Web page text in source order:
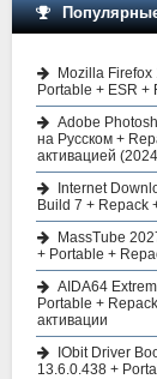
Mozilla Firefox
Portable + ESR +
Adobe
на Русском +
активацией
Internet
Build 7 + Repack
MassTube
+ Portable +
AIDA64
Portable +
активации
IObit Driver
13.6.0.438 +